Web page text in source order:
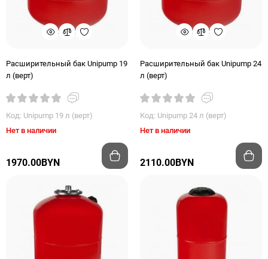
Расширительный бак Unipump 19
л (верт)
Код: Unipump 19 л (верт)
Нет в наличии
1970.00BYN
Расширительный бак Unipump 24
л (верт)
Код: Unipump 24 л (верт)
Нет в наличии
2110.00BYN